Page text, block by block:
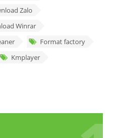
Zalo
Winrar
Format factory
Kmplayer